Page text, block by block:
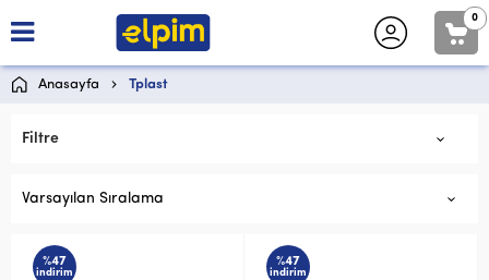
0
Anasayfa Tplast
Filtre
Varsayılan Sıralama
%47
indirim
%47
indirim